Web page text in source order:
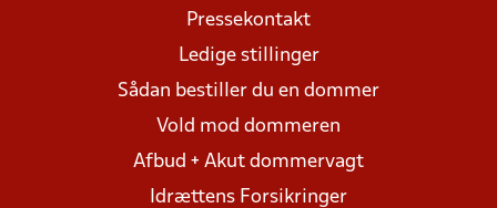
Pressekontakt
Ledige stillinger
Sådan bestiller du en dommer
Vold mod dommeren
Afbud + Akut dommervagt
Idrættens Forsikringer